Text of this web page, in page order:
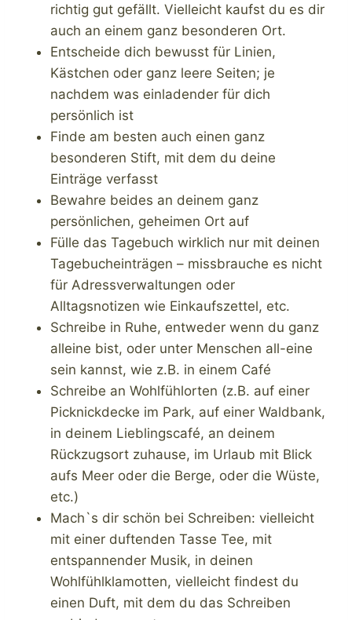
richtig gut gefällt. Vielleicht kaufst du es dir
auch an einem ganz besonderen Ort.
Entscheide dich bewusst für Linien,
Kästchen oder ganz leere Seiten; je
nachdem was einladender für dich
persönlich ist
Finde am besten auch einen ganz
besonderen Stift, mit dem du deine
Einträge verfasst
Bewahre beides an deinem ganz
persönlichen, geheimen Ort auf
Fülle das Tagebuch wirklich nur mit deinen
Tagebucheinträgen – missbrauche es nicht
für Adressverwaltungen oder
Alltagsnotizen wie Einkaufszettel, etc.
Schreibe in Ruhe, entweder wenn du ganz
alleine bist, oder unter Menschen all-eine
sein kannst, wie z.B. in einem Café
Schreibe an Wohlfühlorten (z.B. auf einer
Picknickdecke im Park, auf einer Waldbank,
in deinem Lieblingscafé, an deinem
Rückzugsort zuhause, im Urlaub mit Blick
aufs Meer oder die Berge, oder die Wüste,
etc.)
Mach`s dir schön bei Schreiben: vielleicht
mit einer duftenden Tasse Tee, mit
entspannender Musik, in deinen
Wohlfühlklamotten, vielleicht findest du
einen Duft, mit dem du das Schreiben